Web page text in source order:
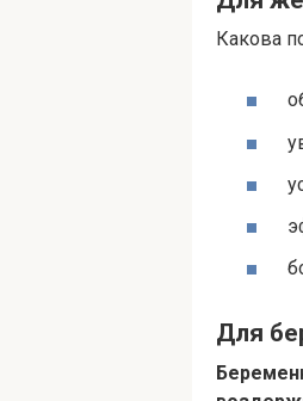
Какова
Для